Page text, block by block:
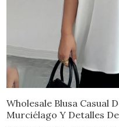
Wholesale Blusa Casual
Murciélago Y Detalles